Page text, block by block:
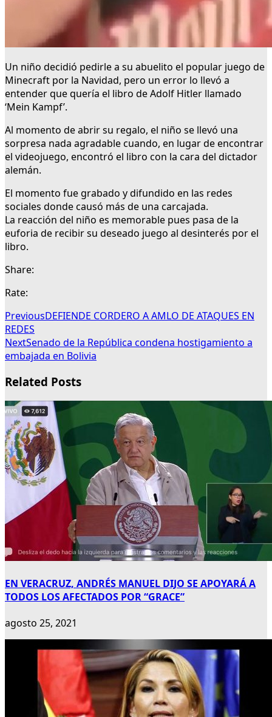
Un niño decidió pedirle a su abuelito el popular juego de
Minecraft por la Navidad, pero un error lo llevó a
entender que quería el libro de Adolf Hitler llamado
‘Mein Kampf’.
Al momento de abrir su regalo, el niño se llevó una
sorpresa nada agradable cuando, en lugar de encontrar
el videojuego, encontró el libro con la cara del dictador
alemán.
El momento fue grabado y difundido en las redes
sociales donde causó más de una carcajada.
La reacción del niño es memorable pues pasa de la
euforia de recibir su deseado juego al desinterés por el
libro.
Share:
Rate:
PreviousDEFIENDE CORDERO A AMLO DE ATAQUES EN
REDES
NextSenado de la República condena hostigamiento a
embajada en Bolivia
Related Posts
EN VERACRUZ, ANDRÉS MANUEL DIJO SE APOYARÁ A
TODOS LOS AFECTADOS POR “GRACE”
agosto 25, 2021